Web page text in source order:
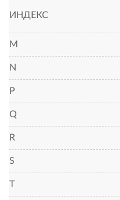
ИНДЕКС
M
N
P
Q
R
S
T